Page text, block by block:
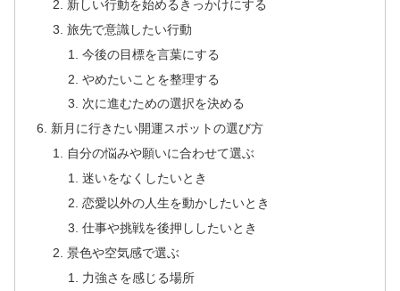
新しい行動を始めるきっかけにする
旅先で意識したい行動
今後の目標を言葉にする
やめたいことを整理する
次に進むための選択を決める
新月に行きたい開運スポットの選び方
自分の悩みや願いに合わせて選ぶ
迷いをなくしたいとき
恋愛以外の人生を動かしたいとき
仕事や挑戦を後押ししたいとき
景色や空気感で選ぶ
力強さを感じる場所